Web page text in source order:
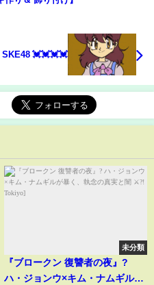
SKE48 💓💓💓💓
未分類
『ブロークン 復讐者の夜』?
ハ・ジョンウ×キム・ナムギルが